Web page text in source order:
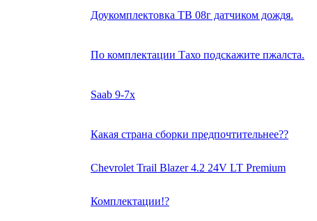
Доукомплектовка ТВ 08г датчиком дождя.
По комплектации Тахо подскажите пжалста.
Saab 9-7x
Какая страна сборки предпочтительнее??
Chevrolet Trail Blazer 4.2 24V LT Premium
Комплектации!?